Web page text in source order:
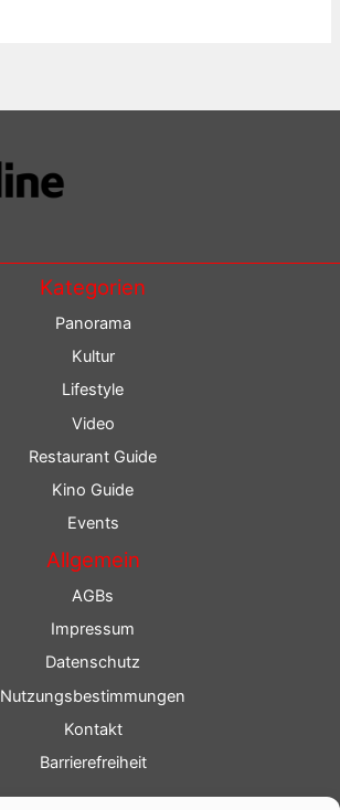
Kategorien
Panorama
Kultur
Lifestyle
Video
Restaurant Guide
Kino Guide
Events
Allgemein
AGBs
Impressum
Datenschutz
Nutzungsbestimmungen
Kontakt
Barrierefreiheit